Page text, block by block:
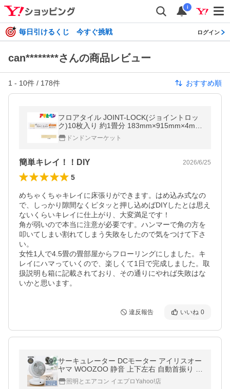
i
毎日引けるくじ 今すぐ挑戦 ログイン
can********さんの商品レビュー
1 - 10件 / 178件 おすすめ順
フロアタイル JOINT-LOCK(ジョイントロッ
ク)10枚入り 約1畳分 183mm×915mm×4mm
JL-03 はめ込み式 アサヒペン
ドンドンマーケット
簡単キレイ！！DIY 2026/6/25
5
めちゃくちゃキレイに床張りができます。はめ込み式なの
で、しっかり隙間なくピタッと押し込めばDIYしたとは思え
ないくらいキレイに仕上がり、大変満足です！
角が弱いので本当に注意が必要です。ハンマーで角の方を
叩いてしまい割れてしまう失敗をしたので気をつけて下さ
い。
女性1人で4.5畳の畳部屋からフローリングにしました。キ
レイにハマっていくので、楽しくて1日で完成しました。取
扱説明も箱に記載されており、その通りにやれば失敗はな
いかと思います。
違反報告 いいね 0
サーキュレーター DCモーター アイリスオー
ヤマ WOOZOO 静音 上下左右 自動首振り 2
0畳 全分解 PCF-BD15BTEC リモコン付 *
照明とエアコン イエプロYahoo!店